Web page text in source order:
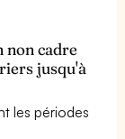
non cadre
jusqu'à
les périodes